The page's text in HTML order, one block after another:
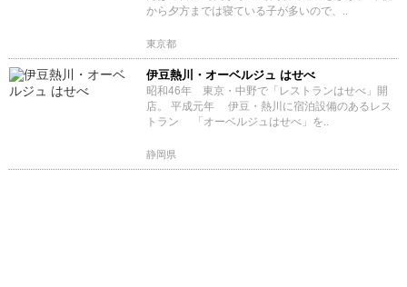
から夕方までは寝ている子が多いので、..
東京都
伊豆熱川・オーベルジュ はせべ
昭和46年 東京・中野で「レストランはせべ」開
店。 平成元年 伊豆・熱川に宿泊設備のあるレス
トラン 「オーベルジュはせべ」を..
静岡県